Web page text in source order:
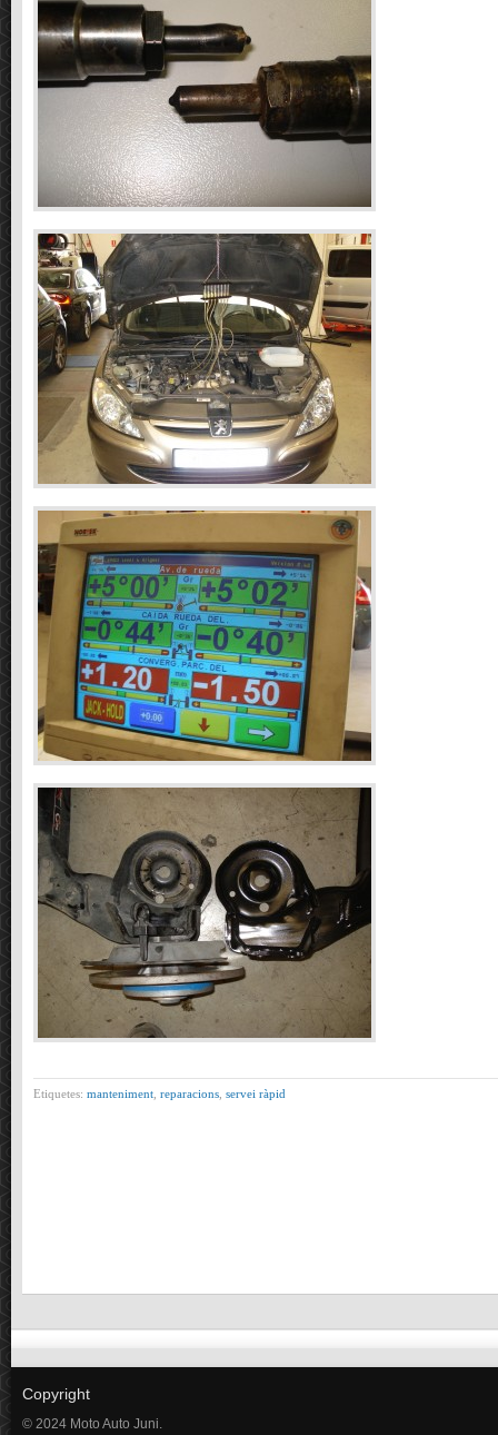
Etiquetes: manteniment reparacions servei ràpid
Copyright
© 2024 Moto Auto Juni.